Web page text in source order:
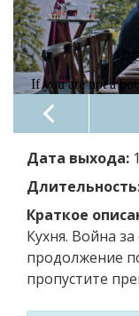
Дата выхода:
Краткое
Кухня. Война
продолжение
пропустите